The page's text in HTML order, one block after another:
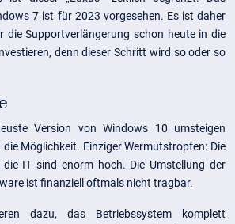
7 ist für 2023 vorgesehen. Es ist daher
die Supportverlängerung schon heute in die
denn dieser Schritt wird so oder so
Version von Windows 10 umsteigen
Möglichkeit. Einziger Wermutstropfen: Die
IT sind enorm hoch. Die Umstellung der
ist finanziell oftmals nicht tragbar.
dazu, das Betriebssystem komplett